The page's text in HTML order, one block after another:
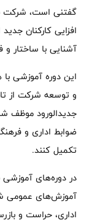
گفتنی است، شرکت
افزایی کارکنان
آشنایی با ساختار و
این دوره آموزشی
جدیدالورود موظف
ضوابط اداری و
تکمیل کنند.
در دوره‌های آموزشی
آموزش‌های عمومی
اداری، حراست و